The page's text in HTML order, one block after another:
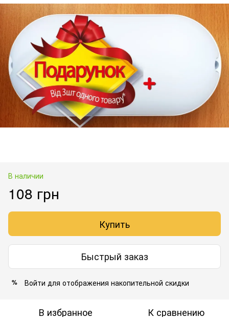
В наличии
108 грн
Купить
Быстрый заказ
% Войти для отображения накопительной скидки
В избранное К сравнению